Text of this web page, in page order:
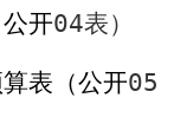
开04表）
表（公开05